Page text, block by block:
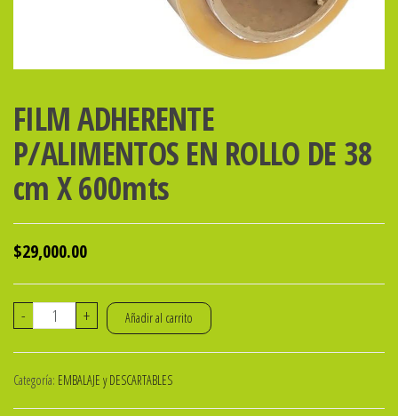
FILM ADHERENTE
P/ALIMENTOS EN ROLLO DE 38
cm X 600mts
$29,000.00
-
FILM
EN
+ Añadir al carrito
Categoría: EMBALAJE y DESCARTABLES